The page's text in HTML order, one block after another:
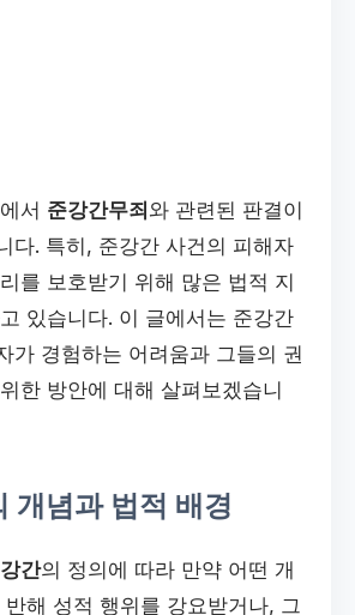
서 준강간무죄 와 관련된 판결이
다. 특히, 준강간 사건의 피해자
를 보호받기 위해 많은 법적 지
있습니다. 이 글에서는 준강간
가 경험하는 어려움과 그들의 권
한 방안에 대해 살펴보겠습니
개념과 법적 배경
간의 정의에 따라 만약 어떤 개
해 성적 행위를 강요받거나, 그